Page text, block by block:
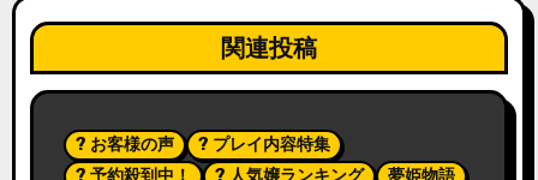
関連投稿
? お客様の声
? プレイ内容特集
? 予約殺到中！
? 人気嬢ランキング 夢姫物語